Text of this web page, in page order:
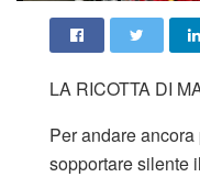
LA RICOTTA DI
Per andare
sopportare silente